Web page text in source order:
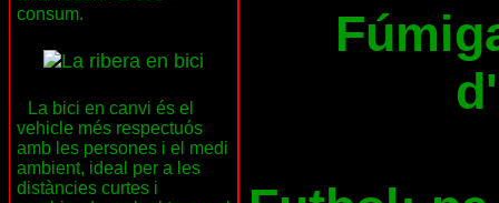
consum.
La bici en canvi és el
vehicle més respectuós
amb les persones i el medi
ambient, ideal per a les
distàncies curtes i